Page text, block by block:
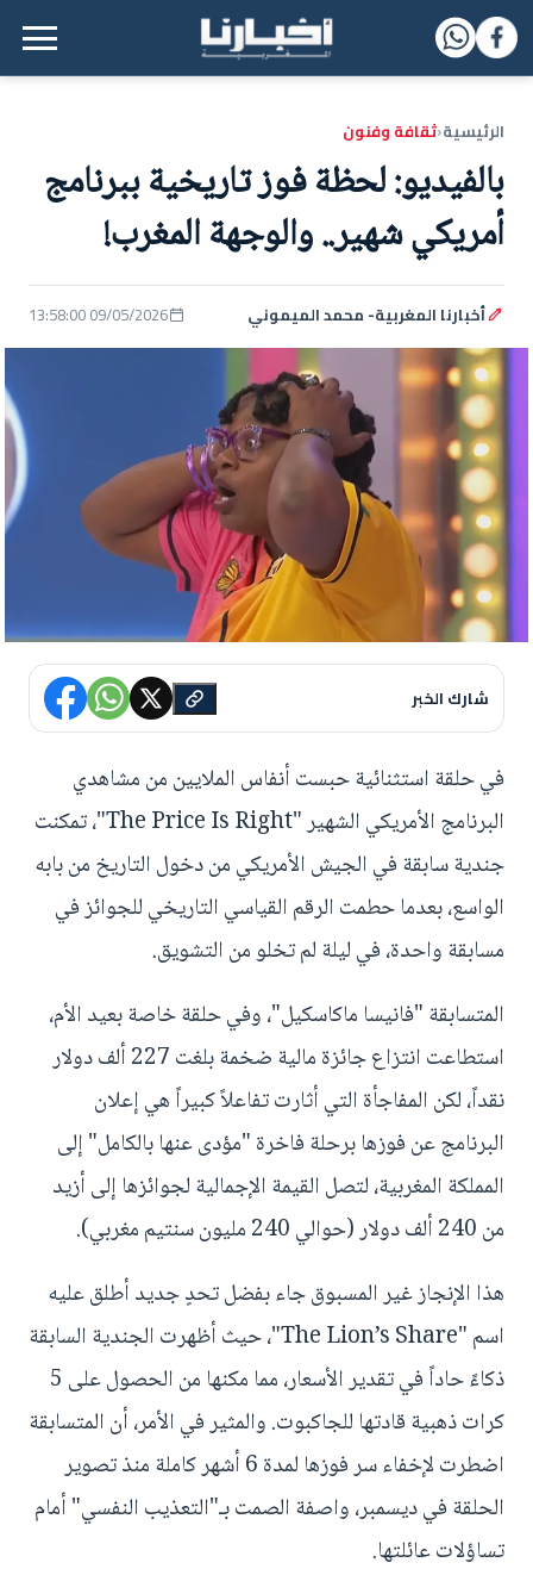
القائمة الرئيسية
الرئيسية‹ثقافة وفنون
بالفيديو: لحظة فوز تاريخية ببرنامج
أمريكي شهير.. والوجهة المغرب!
أخبارنا المغربية- محمد الميموني 09/05/2026 13:58:00
شارك الخبر
في حلقة استثنائية حبست أنفاس الملايين من مشاهدي
البرنامج الأمريكي الشهير "The Price Is Right"، تمكنت
جندية سابقة في الجيش الأمريكي من دخول التاريخ من بابه
الواسع، بعدما حطمت الرقم القياسي التاريخي للجوائز في
مسابقة واحدة، في ليلة لم تخلو من التشويق.
المتسابقة "فانيسا ماكاسكيل"، وفي حلقة خاصة بعيد الأم،
استطاعت انتزاع جائزة مالية ضخمة بلغت 227 ألف دولار
نقداً، لكن المفاجأة التي أثارت تفاعلاً كبيراً هي إعلان
البرنامج عن فوزها برحلة فاخرة "مؤدى عنها بالكامل" إلى
المملكة المغربية، لتصل القيمة الإجمالية لجوائزها إلى أزيد
من 240 ألف دولار (حوالي 240 مليون سنتيم مغربي).
هذا الإنجاز غير المسبوق جاء بفضل تحدٍ جديد أطلق عليه
اسم "The Lion’s Share"، حيث أظهرت الجندية السابقة
ذكاءً حاداً في تقدير الأسعار، مما مكنها من الحصول على 5
كرات ذهبية قادتها للجاكبوت. والمثير في الأمر، أن المتسابقة
اضطرت لإخفاء سر فوزها لمدة 6 أشهر كاملة منذ تصوير
الحلقة في ديسمبر، واصفة الصمت بـ"التعذيب النفسي" أمام
تساؤلات عائلتها.